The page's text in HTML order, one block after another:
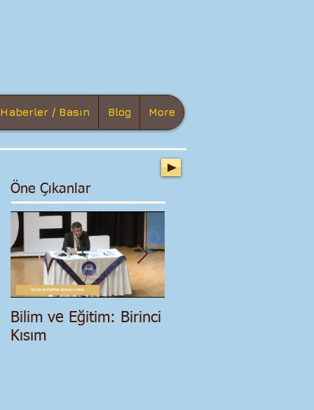
Haberler / Basın Blog More
Öne Çıkanlar
Bilim ve Eğitim: Birinci
Kısım